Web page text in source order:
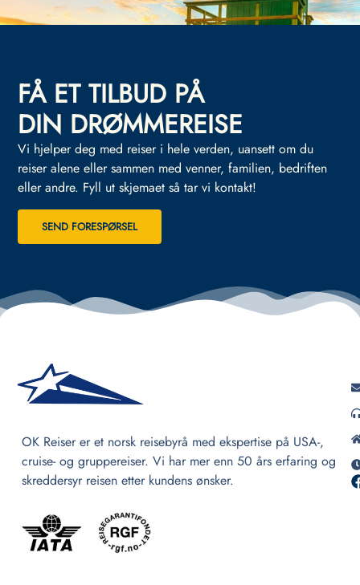
FÅ ET TILBUD PÅ
DIN DRØMMEREISE
Vi hjelper deg med reiser i hele verden, uansett om du
reiser alene eller sammen med venner, familien, bedriften
eller andre. Fyll ut skjemaet så tar vi kontakt!
SEND FORESPØRSEL
OK Reiser er et norsk reisebyrå med ekspertise på USA-,
cruise- og gruppereiser. Vi har mer enn 50 års erfaring og
skreddersyr reisen etter kundens ønsker.